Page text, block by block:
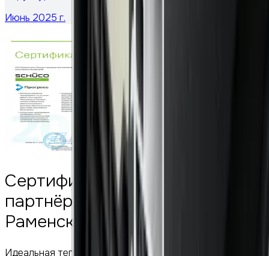
Июнь 2025 г.
Сертифицированный премиум-
партнёр Schuco в городе
Раменское
Идеальная тепло- и звукоизоляция